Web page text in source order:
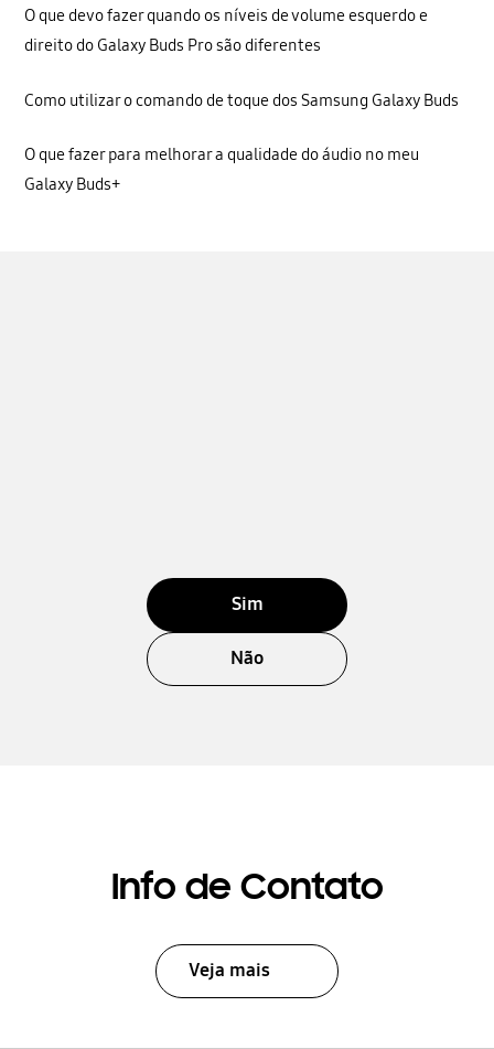
O que devo fazer quando os níveis de volume esquerdo e
direito do Galaxy Buds Pro são diferentes
Como utilizar o comando de toque dos Samsung Galaxy Buds
O que fazer para melhorar a qualidade do áudio no meu
Galaxy Buds+
Sim
Não
Info de Contato
Veja mais